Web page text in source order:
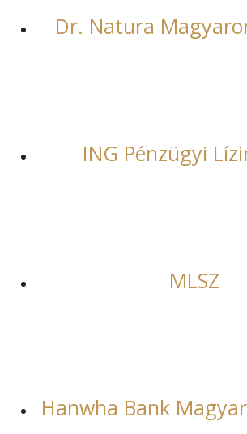
Dr. Natura
ING Pénzügyi
MLSZ
Hanwha Bank